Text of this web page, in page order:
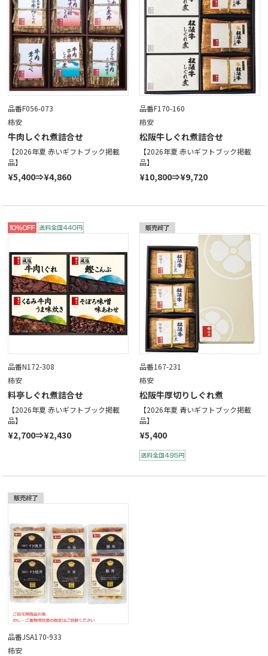
品番F056-073
柿安
牛肉しぐれ煮詰合せ
【2026年夏 赤いギフトブック掲載
品】
¥5,400⇒¥4,860
品番F170-160
柿安
松阪牛しぐれ煮詰合せ
【2026年夏 赤いギフトブック掲載
品】
¥10,800⇒¥9,720
品番N172-308
柿安
料亭しぐれ煮詰合せ
【2026年夏 赤いギフトブック掲載
品】
¥2,700⇒¥2,430
品番167-231
柿安
松阪牛厚切りしぐれ煮
【2026年夏 青いギフトブック掲載
品】
¥5,400
品番JSA170-933
柿安